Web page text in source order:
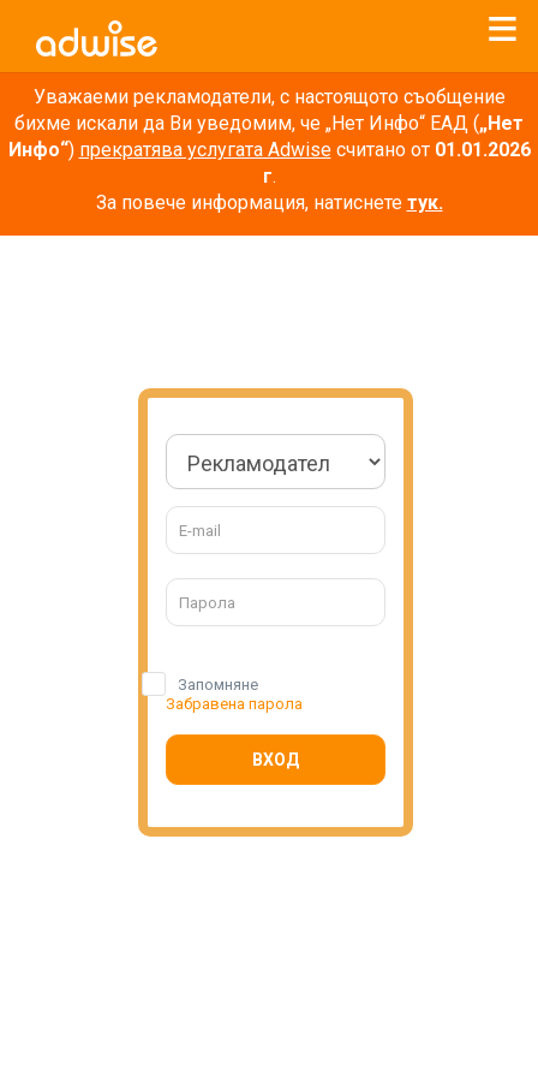
Уважаеми рекламодатели, с настоящото съобщение
бихме искали да Ви уведомим, че „Нет Инфо“ ЕАД („Нет
Инфо“) прекратява услугата Adwiseсчитано от 01.01.2026
г.
За повече информация, натиснете тук.
Запомняне
Забравена парола
ВХОД